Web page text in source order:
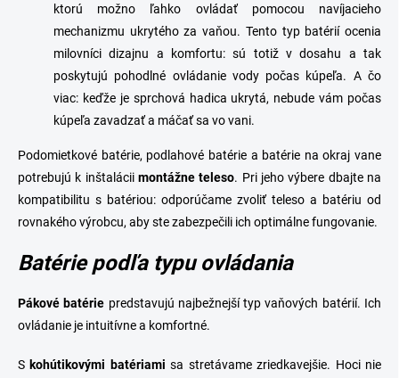
ktorú možno ľahko ovládať pomocou navíjacieho
mechanizmu ukrytého za vaňou. Tento typ batérií ocenia
milovníci dizajnu a komfortu: sú totiž v dosahu a tak
poskytujú pohodlné ovládanie vody počas kúpeľa. A čo
viac: keďže je sprchová hadica ukrytá, nebude vám počas
kúpeľa zavadzať a máčať sa vo vani.
Podomietkové batérie, podlahové batérie a batérie na okraj vane
potrebujú k inštalácii montážne teleso. Pri jeho výbere dbajte na
kompatibilitu s batériou: odporúčame zvoliť teleso a batériu od
rovnakého výrobcu, aby ste zabezpečili ich optimálne fungovanie.
Batérie podľa typu ovládania
Pákové batérie predstavujú najbežnejší typ vaňových batérií. Ich
ovládanie je intuitívne a komfortné.
S kohútikovými batériami sa stretávame zriedkavejšie. Hoci nie